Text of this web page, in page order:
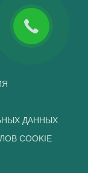
ДАННЫХ
COOKIE